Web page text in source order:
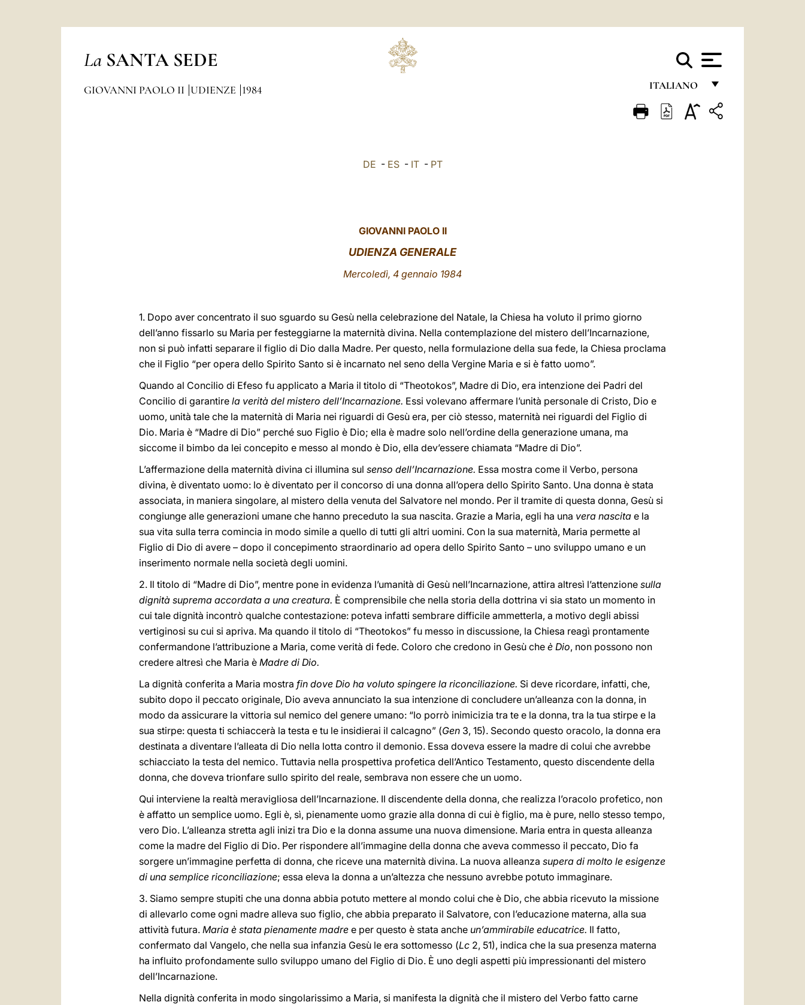
La SANTA SEDE
ITALIANO
FRANÇAIS
GIOVANNI PAOLO II UDIENZE 1984
DE - ES- IT- PT
GIOVANNI PAOLO II
UDIENZA GENERALE
Mercoledì, 4 gennaio 1984
1. Dopo aver concentrato il suo sguardo su Gesù nella celebrazione del Natale, la Chiesa ha voluto il primo giorno
dell’anno fissarlo su Maria per festeggiarne la maternità divina. Nella contemplazione del mistero dell’Incarnazione,
non si può infatti separare il figlio di Dio dalla Madre. Per questo, nella formulazione della sua fede, la Chiesa proclama
che il Figlio “per opera dello Spirito Santo si è incarnato nel seno della Vergine Maria e si è fatto uomo”.
Quando al Concilio di Efeso fu applicato a Maria il titolo di “Theotokos”, Madre di Dio, era intenzione dei Padri del
Concilio di garantire la verità del mistero dell’Incarnazione. Essi volevano affermare l’unità personale di Cristo, Dio e
uomo, unità tale che la maternità di Maria nei riguardi di Gesù era, per ciò stesso, maternità nei riguardi del Figlio di
Dio. Maria è “Madre di Dio” perché suo Figlio è Dio; ella è madre solo nell’ordine della generazione umana, ma
siccome il bimbo da lei concepito e messo al mondo è Dio, ella dev’essere chiamata “Madre di Dio”.
L’affermazione della maternità divina ci illumina sul senso dell’Incarnazione. Essa mostra come il Verbo, persona
divina, è diventato uomo: lo è diventato per il concorso di una donna all’opera dello Spirito Santo. Una donna è stata
associata, in maniera singolare, al mistero della venuta del Salvatore nel mondo. Per il tramite di questa donna, Gesù si
congiunge alle generazioni umane che hanno preceduto la sua nascita. Grazie a Maria, egli ha una vera nascita e la
sua vita sulla terra comincia in modo simile a quello di tutti gli altri uomini. Con la sua maternità, Maria permette al
Figlio di Dio di avere – dopo il concepimento straordinario ad opera dello Spirito Santo – uno sviluppo umano e un
inserimento normale nella società degli uomini.
2. Il titolo di “Madre di Dio”, mentre pone in evidenza l’umanità di Gesù nell’Incarnazione, attira altresì l’attenzione sulla
dignità suprema accordata a una creatura. È comprensibile che nella storia della dottrina vi sia stato un momento in
cui tale dignità incontrò qualche contestazione: poteva infatti sembrare difficile ammetterla, a motivo degli abissi
vertiginosi su cui si apriva. Ma quando il titolo di “Theotokos” fu messo in discussione, la Chiesa reagì prontamente
confermandone l’attribuzione a Maria, come verità di fede. Coloro che credono in Gesù che è Dio, non possono non
credere altresì che Maria è Madre di Dio.
La dignità conferita a Maria mostra fin dove Dio ha voluto spingere la riconciliazione. Si deve ricordare, infatti, che,
subito dopo il peccato originale, Dio aveva annunciato la sua intenzione di concludere un’alleanza con la donna, in
modo da assicurare la vittoria sul nemico del genere umano: “lo porrò inimicizia tra te e la donna, tra la tua stirpe e la
sua stirpe: questa ti schiaccerà la testa e tu le insidierai il calcagno” (Gen 3, 15). Secondo questo oracolo, la donna era
destinata a diventare l’alleata di Dio nella lotta contro il demonio. Essa doveva essere la madre di colui che avrebbe
schiacciato la testa del nemico. Tuttavia nella prospettiva profetica dell’Antico Testamento, questo discendente della
donna, che doveva trionfare sullo spirito del reale, sembrava non essere che un uomo.
Qui interviene la realtà meravigliosa dell’Incarnazione. Il discendente della donna, che realizza l’oracolo profetico, non
è affatto un semplice uomo. Egli è, sì, pienamente uomo grazie alla donna di cui è figlio, ma è pure, nello stesso tempo,
vero Dio. L’alleanza stretta agli inizi tra Dio e la donna assume una nuova dimensione. Maria entra in questa alleanza
come la madre del Figlio di Dio. Per rispondere all’immagine della donna che aveva commesso il peccato, Dio fa
sorgere un’immagine perfetta di donna, che riceve una maternità divina. La nuova alleanza supera di molto le esigenze
di una semplice riconciliazione; essa eleva la donna a un’altezza che nessuno avrebbe potuto immaginare.
3. Siamo sempre stupiti che una donna abbia potuto mettere al mondo colui che è Dio, che abbia ricevuto la missione
di allevarlo come ogni madre alleva suo figlio, che abbia preparato il Salvatore, con l’educazione materna, alla sua
attività futura. Maria è stata pienamente madre e per questo è stata anche un’ammirabile educatrice. Il fatto,
confermato dal Vangelo, che nella sua infanzia Gesù le era sottomesso (Lc 2, 51), indica che la sua presenza materna
ha influito profondamente sullo sviluppo umano del Figlio di Dio. È uno degli aspetti più impressionanti del mistero
dell’Incarnazione.
Nella dignità conferita in modo singolarissimo a Maria, si manifesta la dignità che il mistero del Verbo fatto carne